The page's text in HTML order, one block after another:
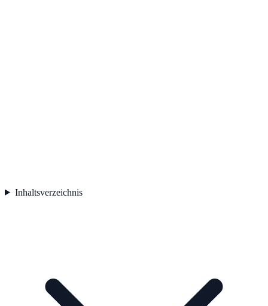
Inhaltsverzeichnis